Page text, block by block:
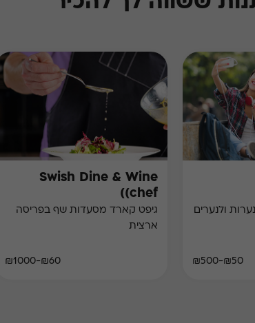
₪50-₪500
Swish Dine & Wine
(chef)
גיפט קארד מסעדות שף בפריסה
ארצית
₪60-₪1000